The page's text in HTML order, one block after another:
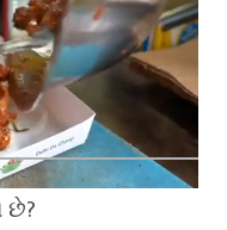
છે?